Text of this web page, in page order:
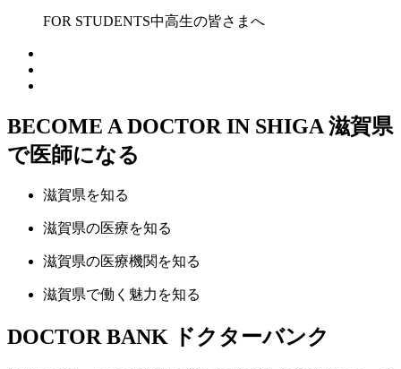
FOR STUDENTS中高生の皆さまへ
BECOME A DOCTOR IN SHIGA 滋賀県
で医師になる
滋賀県を知る
滋賀県の医療を知る
滋賀県の医療機関 を知る
滋賀県で働く魅力 を知る
DOCTOR BANK ドクターバンク